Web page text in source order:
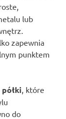
lub
zapewnia
punktem
, które
do